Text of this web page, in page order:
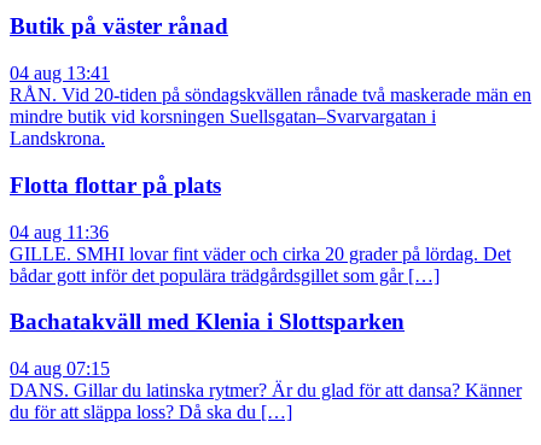
Butik på väster rånad
04 aug 13:41
RÅN. Vid 20-tiden på söndagskvällen rånade två maskerade män en
mindre butik vid korsningen Suellsgatan–Svarvargatan i
Landskrona.
Flotta flottar på plats
04 aug 11:36
GILLE. SMHI lovar fint väder och cirka 20 grader på lördag. Det
bådar gott inför det populära trädgårdsgillet som går […]
Bachatakväll med Klenia i Slottsparken
04 aug 07:15
DANS. Gillar du latinska rytmer? Är du glad för att dansa? Känner
du för att släppa loss? Då ska du […]